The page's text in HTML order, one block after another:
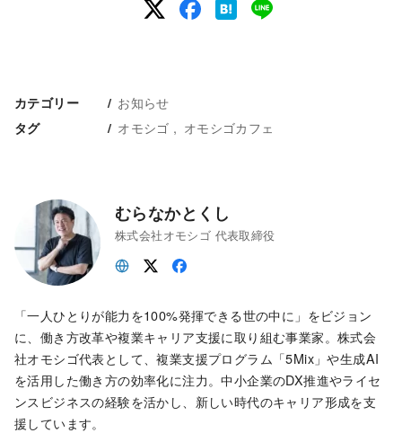
カテゴリー お知らせ
タグ オモシゴ オモシゴカフェ
むらなかとくし
株式会社オモシゴ 代表取締役
「一人ひとりが能力を100%発揮できる世の中に」をビジョン
に、働き方改革や複業キャリア支援に取り組む事業家。株式会
社オモシゴ代表として、複業支援プログラム「5Mix」や生成AI
を活用した働き方の効率化に注力。中小企業のDX推進やライセ
ンスビジネスの経験を活かし、新しい時代のキャリア形成を支
援しています。